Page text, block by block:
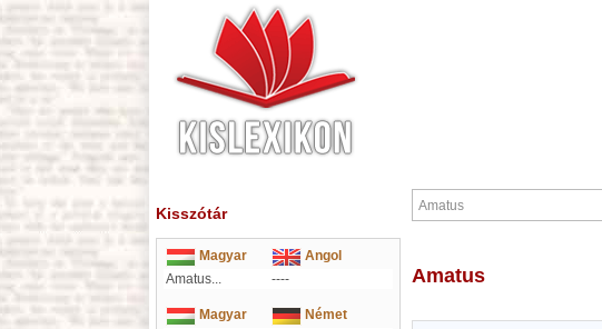
Kisszótár
Magyar
Angol
Amatus...
----
Magyar
Német
Amatus